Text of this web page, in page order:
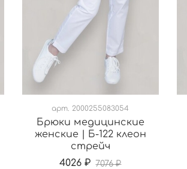
арт. 2000255083054
Брюки медицинские
женские | Б-122 клеон
стрейч
4026 ₽ 7076 ₽